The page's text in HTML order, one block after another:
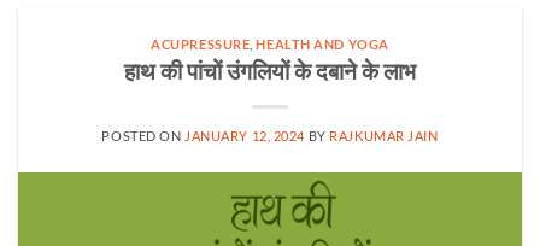
ACUPRESSURE ,HEALTH AND YOGA
हाथ की पांचों उंगलियों के दबाने के लाभ
POSTED ON JANUARY 12, 2024 BY RAJKUMAR JAIN